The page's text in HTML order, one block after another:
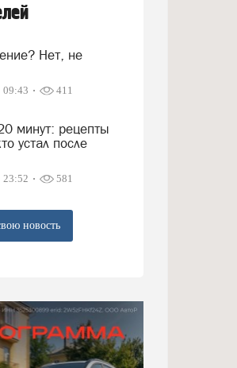
Нет, не
09:43 411
минут: рецепты
устал после
23:52 581
новость